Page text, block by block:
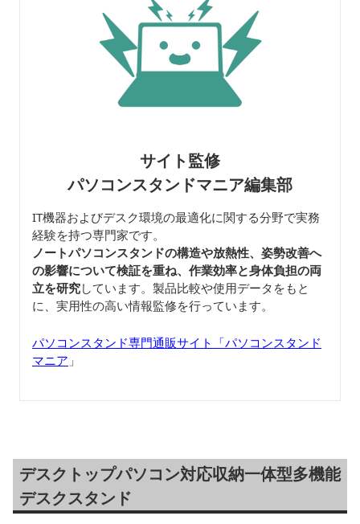
サイト監修
パソコンスタンドマニア編集部
IT機器およびデスク環境の最適化に関する分野で実務
経験を持つ専門家です。
ノートパソコンスタンドの構造や放熱性、姿勢改善へ
の影響について検証を重ね、作業効率と身体負担の両
立を研究しています。製品比較や使用データをもと
に、実用性の高い情報監修を行っています。
パソコンスタンド専門通販サイト「パソコンスタンド
マニア 」
デスクトップパソコン対応収納一体型多機能
デスクスタンド